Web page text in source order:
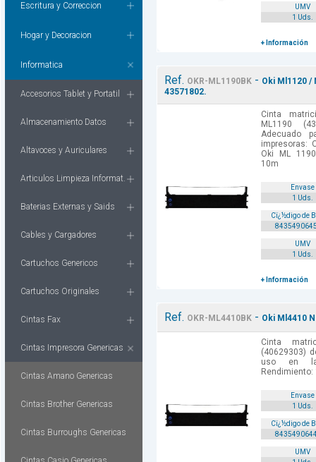
Escritura y Correccion
Hogar y Decoracion
Informatica
Accesorios Tablet y Portatil
Almacenamiento Datos
Altavoces y Auriculares
Articulos Limpieza Informat.
Baterias Externas y Saids
Cables y Cargadores
Cartuchos Genericos
Cartuchos Originales
Cintas Fax
Cintas Impresora Genericas
Cintas Amano Genericas
Cintas Brother Genericas
Cintas Burroughs Genericas
UMV
1 Uds.
+ Información
Ref. OKR-ML1190BK - Oki Ml1120 /
43571802.
Cinta
ML1190
Adecuado
impresoras:
Oki ML
10m
Envase
1 Uds.
Cï¿½digo de
UMV
1 Uds.
+ Información
Ref. OKR-ML4410BK - Oki Ml4410
Cinta
(40629303)
uso en
Envase
1 Uds.
Cï¿½digo de
UMV